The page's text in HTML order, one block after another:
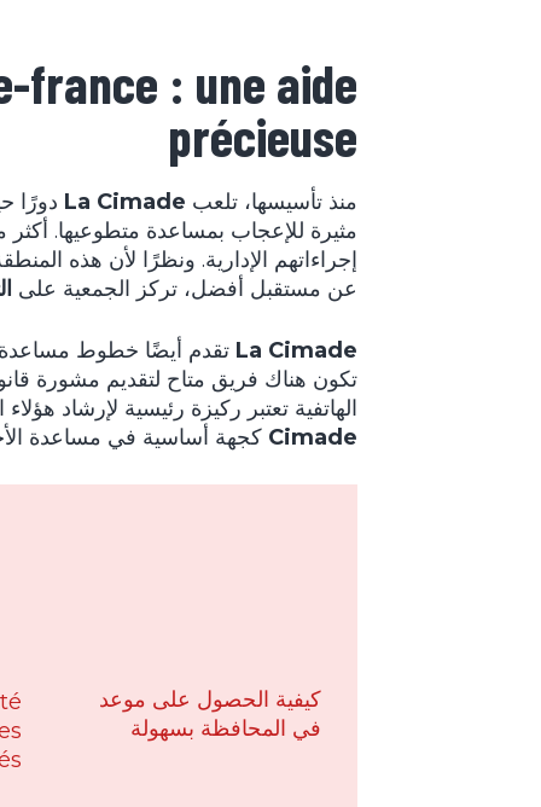
france : une aide
précieuse
منذ تأسيسها، تلعب La Cimade
مثيرة للإعجاب بمساعدة متطوعيها. أكثر
إجراءاتهم الإدارية. ونظرًا لأن هذه
عن مستقبل أفضل، تركز الجمعية على
La Cimade
تكون هناك فريق متاح لتقديم مشورة
الهاتفية تعتبر ركيزة رئيسية لإرشاد
Cimade كجهة أساسية في مساعدة
كيفية الحصول على موعد
في المحافظة بسهولة